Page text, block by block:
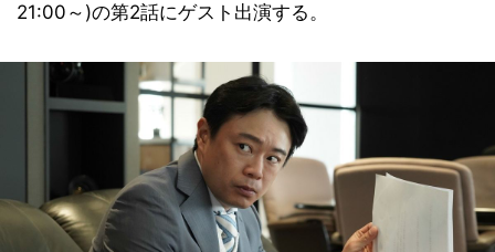
21:00～)の第2話にゲスト出演する。